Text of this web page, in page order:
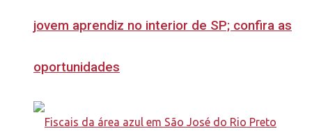
jovem aprendiz no interior de SP; confira as
oportunidades